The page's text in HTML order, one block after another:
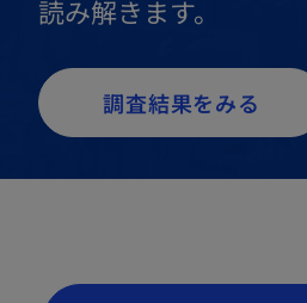
読み解きます。
調査結果をみる